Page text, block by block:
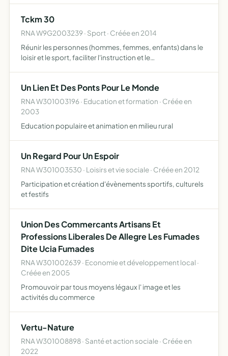
Tckm 30
RNA W9G2003239 · Sport · Créée en 2014
Réunir les personnes (hommes, femmes, enfants) dans le
loisir et le sport, faciliter l'instruction et le
partena…
Un Lien Et Des Ponts Pour Le Monde
RNA W301003196 · Education et formation · Créée en
2003
Education populaire et animation en milieu rural
Un Regard Pour Un Espoir
RNA W301003530 · Loisirs et vie sociale · Créée en 2012
Participation et création d'évènements sportifs, culturels
et festifs
Union Des Commercants Artisans Et
Professions Liberales De Allegre Les Fumades
Dite Ucia Fumades
RNA W301002639 · Economie et développement local ·
Créée en 2005
Promouvoir par tous moyens légaux l' image et les
activités du commerce
Vertu-Nature
RNA W301008898 · Santé et action sociale · Créée en
2022